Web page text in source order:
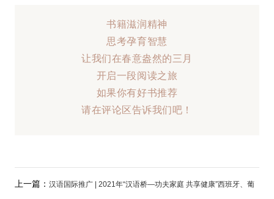
书籍滋润精神
思考孕育智慧
让我们在春意盎然的三月
开启一段阅读之旅
如果你有好书推荐
请在评论区告诉我们吧！
上一篇： 汉语国际推广 | 2021年“汉语桥—功夫家庭 共享健康”西班牙、葡